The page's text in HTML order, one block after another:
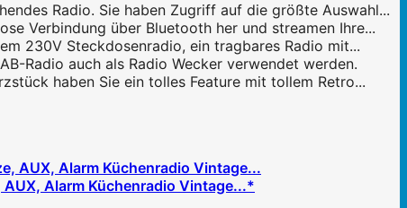
Radio. Sie haben Zugriff auf die größte Auswahl...
Verbindung über Bluetooth her und streamen Ihre...
230V Steckdosenradio, ein tragbares Radio mit...
Radio auch als Radio Wecker verwendet werden.
haben Sie ein tolles Feature mit tollem Retro...
Alarm Küchenradio Vintage...*